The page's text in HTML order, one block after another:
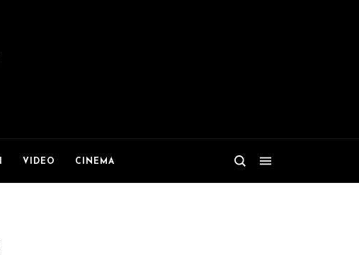
VIDEO CINEMA